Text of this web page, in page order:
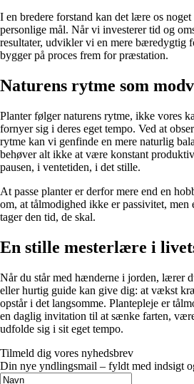
I en bredere forstand kan det lære os
personlige mål. Når vi investerer tid og
resultater, udvikler vi en mere bæredygtig
bygger på proces frem for præstation.
Naturens rytme som
Planter følger naturens rytme, ikke vores
fornyer sig i deres eget tempo. Ved at
rytme kan vi genfinde en mere naturlig
behøver alt ikke at være konstant
pausen, i ventetiden, i det stille.
At passe planter er derfor mere end en
om, at tålmodighed ikke er passivitet,
tager den tid, de skal.
En stille mesterlære i
Når du står med hænderne i jorden, lærer
eller hurtig guide kan give dig: at vækst
opstår i det langsomme. Plantepleje er
en daglig invitation til at sænke farten,
udfolde sig i sit eget tempo.
Tilmeld dig vores nyhedsbrev
Din nye yndlingsmail – fyldt med indsigt